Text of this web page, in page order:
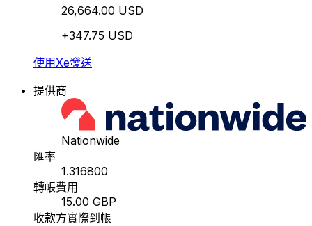
26,664.00 USD
+347.75 USD
使用Xe發送
提供商
Nationwide
匯率
1.316800
轉帳費用
15.00 GBP
收款方實際到帳